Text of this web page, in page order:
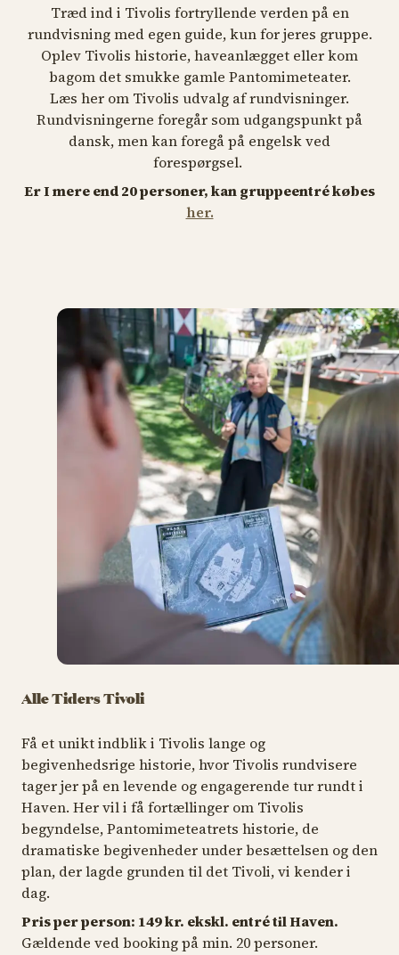
Træd ind i Tivolis fortryllende verden på en
rundvisning med egen guide, kun for jeres gruppe.
Oplev Tivolis historie, haveanlægget eller kom
bagom det smukke gamle Pantomimeteater.
Læs her om Tivolis udvalg af rundvisninger.
Rundvisningerne foregår som udgangspunkt på
dansk, men kan foregå på engelsk ved
forespørgsel.
Er I mere end 20 personer, kan gruppeentré købes
her.
Alle Tiders Tivoli
Få et unikt indblik i Tivolis lange og
begivenhedsrige historie, hvor Tivolis rundvisere
tager jer på en levende og engagerende tur rundt i
Haven. Her vil i få fortællinger om Tivolis
begyndelse, Pantomimeteatrets historie, de
dramatiske begivenheder under besættelsen og den
plan, der lagde grunden til det Tivoli, vi kender i
dag.
Pris per person: 149 kr. ekskl. entré til Haven.
Gældende ved booking på min. 20 personer.